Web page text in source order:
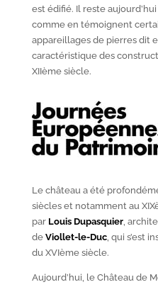
est édifié. Il reste
comme en témoignent
appareillages de pierres dit
caractéristique des
XIIèmesiècle.
Le château a été
siècles et notamment au XIX
par Louis Dupasquier,
de Viollet-le-Duc, qui s’est
du XVIèmesiècle.
Aujourd’hui, le Château de